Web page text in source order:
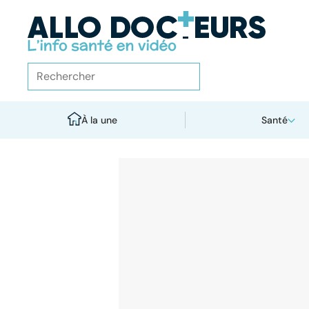
À la une Santé